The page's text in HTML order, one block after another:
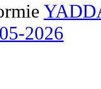
2026